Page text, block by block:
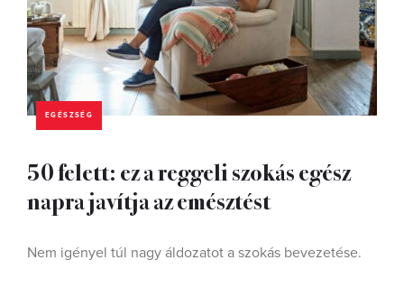
EGÉSZSÉG
50 felett: ez a reggeli szokás egész
napra javítja az emésztést
Nem igényel túl nagy áldozatot a szokás bevezetése.